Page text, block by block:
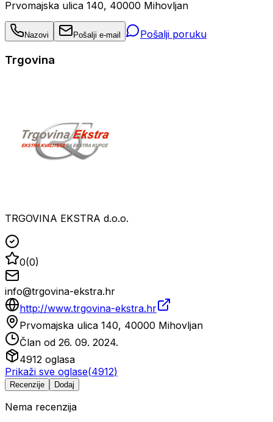
Prvomajska ulica 140, 40000 Mihovljan
Nazovi Pošalji e-mail Pošalji poruku
Trgovina
TRGOVINA EKSTRA d.o.o.
0(0)
info@trgovina-ekstra.hr
http://www.trgovina-ekstra.hr
Prvomajska ulica 140, 40000 Mihovljan
Član od 26. 09. 2024.
4912 oglasa
Prikaži sve oglase(4912)
Recenzije Dodaj
Nema recenzija